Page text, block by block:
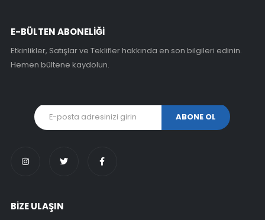
E-BÜLTEN ABONELİĞİ
Etkinlikler, Satışlar ve Teklifler hakkında en son bilgileri edinin.
Hemen bültene kaydolun.
BİZE ULAŞIN